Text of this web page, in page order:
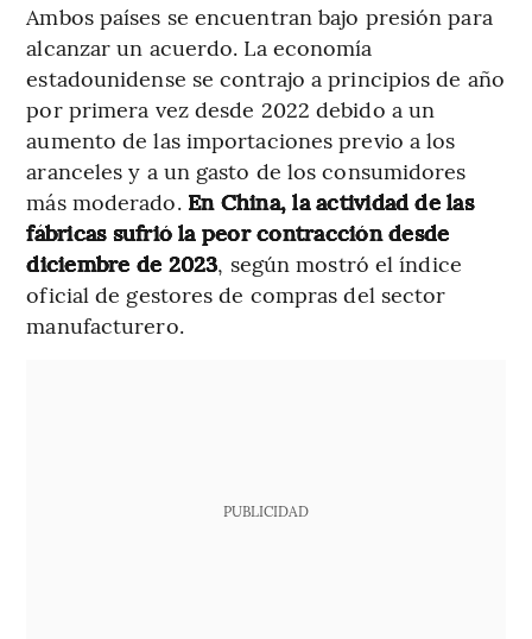
Ambos países se encuentran bajo presión para
alcanzar un acuerdo. La economía
estadounidense se contrajo a principios de año
por primera vez desde 2022 debido a un
aumento de las importaciones previo a los
aranceles y a un gasto de los consumidores
más moderado.En China, la actividad de las
fábricas sufrió la peor contracción desde
diciembre de 2023, según mostró el índice
oficial de gestores de compras del sector
manufacturero.
PUBLICIDAD